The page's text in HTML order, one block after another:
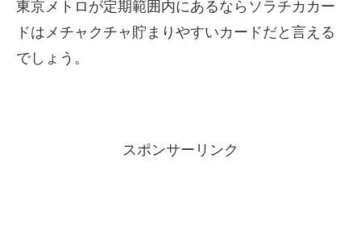
東京メトロが定期範囲内にあるならソラチカカー
ドはメチャクチャ貯まりやすいカードだと言える
でしょう。
スポンサーリンク